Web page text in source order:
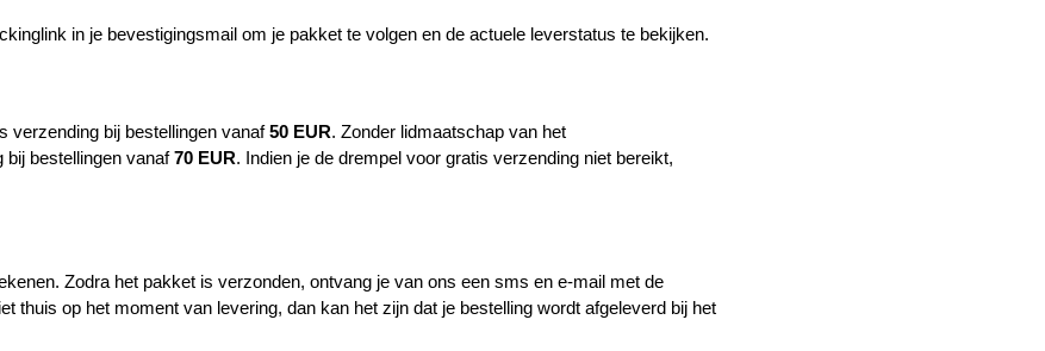
in je bevestigingsmail om je pakket te volgen en de actuele leverstatus te bekijken.
verzending bij bestellingen vanaf50 EUR. Zonder lidmaatschap van het
bij bestellingen vanaf70 EUR. Indien je de drempel voor gratis verzending niet bereikt,
Zodra het pakket is verzonden, ontvang je van ons een sms en e-mail met de
thuis op het moment van levering, dan kan het zijn dat je bestelling wordt afgeleverd bij het